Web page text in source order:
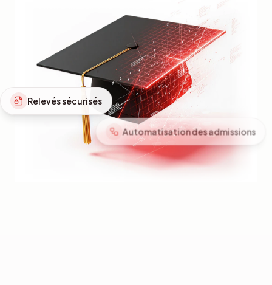
Automatisation des admissions